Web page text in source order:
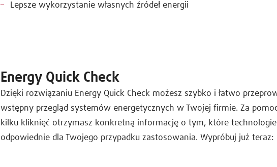
Lepsze wykorzystanie własnych źródeł energii
Energy Quick Check
Dzięki rozwiązaniu Energy Quick Check możesz szybko i łatwo
wstępny przegląd systemów energetycznych w Twojej firmie. Za
kilku kliknięć otrzymasz konkretną informację o tym, które technologie
odpowiednie dla Twojego przypadku zastosowania. Wypróbuj już teraz: